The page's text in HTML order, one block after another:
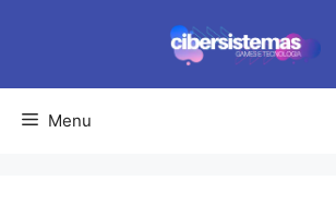
conteúdo
Menu